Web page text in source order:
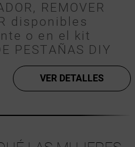
REMOVER
disponibles
o en el kit
PESTAÑAS DIY
VER DETALLES